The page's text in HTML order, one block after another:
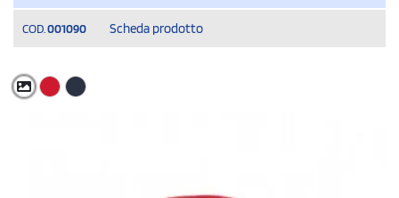
COD. 001090 Scheda prodotto